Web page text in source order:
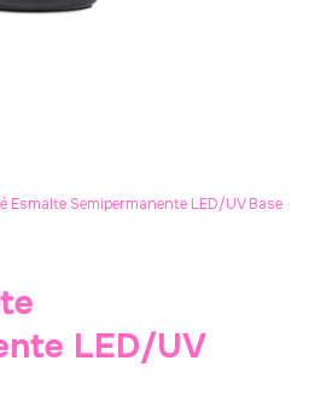
Esmalte Semipermanente LED/UV Base
LED/UV